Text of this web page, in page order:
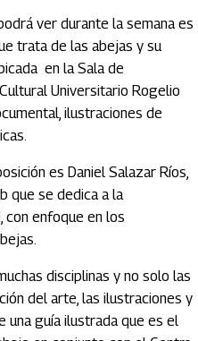
ver durante la semana es
trata de las abejas y su
en la Sala de
Universitario Rogelio
ilustraciones de
es Daniel Salazar Ríos,
que se dedica a la
con enfoque en los
disciplinas y no solo las
del arte, las ilustraciones y
una guía ilustrada que es el